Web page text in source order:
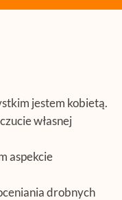
jestem kobietą.
własnej
aspekcie
drobnych